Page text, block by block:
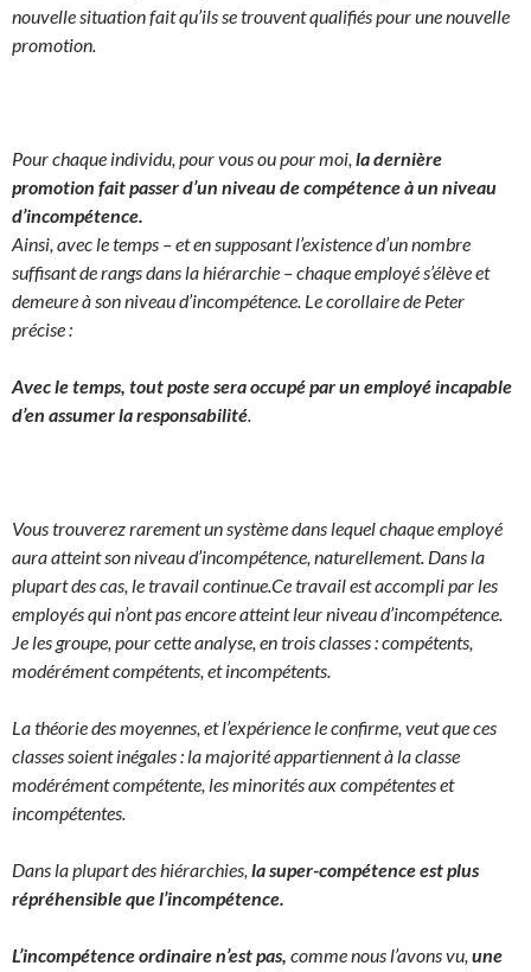
nouvelle situation fait qu’ils se trouvent qualifiés pour une nouvelle
promotion.
Pour chaque individu, pour vous ou pour moi, la dernière
promotion fait passer d’un niveau de compétence à un niveau
d’incompétence.
Ainsi, avec le temps – et en supposant l’existence d’un nombre
suffisant de rangs dans la hiérarchie – chaque employé s’élève et
demeure à son niveau d’incompétence. Le corollaire de Peter
précise :
Avec le temps, tout poste sera occupé par un employé incapable
d’en assumer la responsabilité
Vous trouverez rarement un système dans lequel chaque employé
aura atteint son niveau d’incompétence, naturellement. Dans la
plupart des cas, le travail continue.Ce travail est accompli par les
employés qui n’ont pas encore atteint leur niveau d’incompétence.
Je les groupe, pour cette analyse, en trois classes : compétents,
modérément compétents, et incompétents.
La théorie des moyennes, et l’expérience le confirme, veut que ces
classes soient inégales : la majorité appartiennent à la classe
modérément compétente, les minorités aux compétentes et
incompétentes.
Dans la plupart des hiérarchies, la super-compétence est plus
répréhensible que l’incompétence.
L’incompétence ordinaire n’est pas, comme nous l’avons vu, une